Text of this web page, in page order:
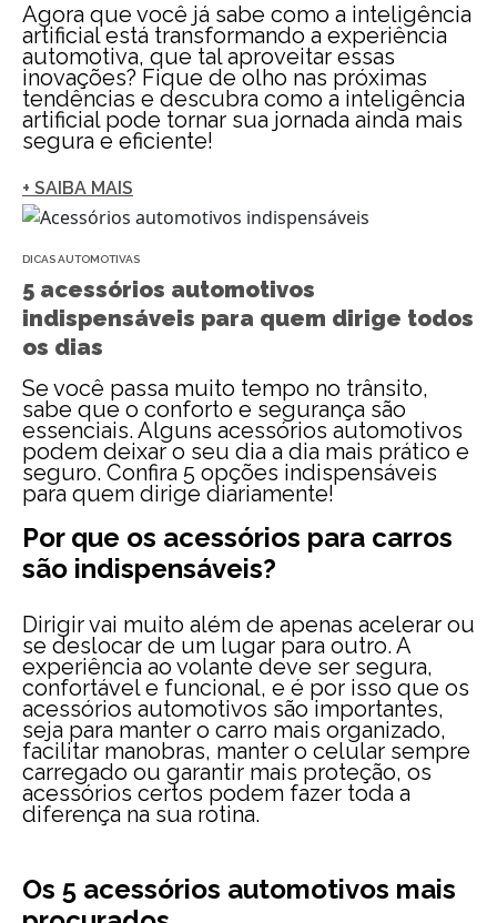
Agora que você já sabe como a inteligência
artificial está transformando a experiência
automotiva, que tal aproveitar essas
inovações? Fique de olho nas próximas
tendências e descubra como a inteligência
artificial pode tornar sua jornada ainda mais
segura e eficiente!
+ SAIBA MAIS
DICAS AUTOMOTIVAS
5 acessórios automotivos
indispensáveis para quem dirige todos
os dias
Se você passa muito tempo no trânsito,
sabe que o conforto e segurança são
essenciais. Alguns acessórios automotivos
podem deixar o seu dia a dia mais prático e
seguro. Confira 5 opções indispensáveis
para quem dirige diariamente!
Por que os acessórios para carros
são indispensáveis?
Dirigir vai muito além de apenas acelerar ou
se deslocar de um lugar para outro. A
experiência ao volante deve ser segura,
confortável e funcional, e é por isso que os
acessórios automotivos são importantes,
seja para manter o carro mais organizado,
facilitar manobras, manter o celular sempre
carregado ou garantir mais proteção, os
acessórios certos podem fazer toda a
diferença na sua rotina.
Os 5 acessórios automotivos mais